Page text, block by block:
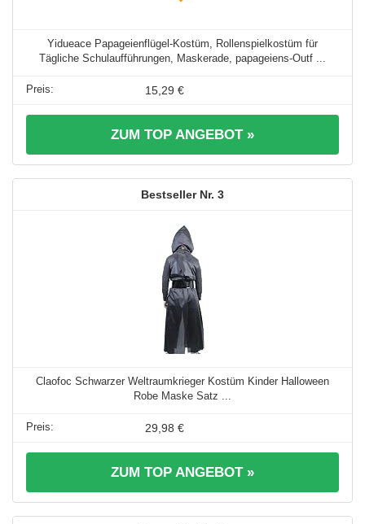
Yidueace Papageienflügel-Kostüm, Rollenspielkostüm für
Tägliche Schulaufführungen, Maskerade, papageiens-Outf ...
15,29 €
ZUM TOP ANGEBOT »
3
Claofoc Schwarzer Weltraumkrieger Kostüm Kinder Halloween
Robe Maske Satz ...
29,98 €
ZUM TOP ANGEBOT »